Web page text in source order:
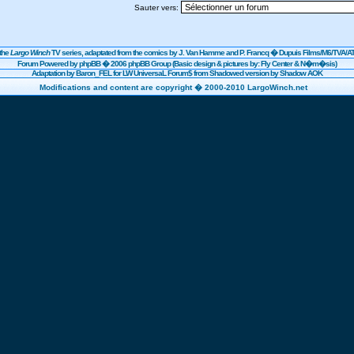
Sauter vers:
Largo WinchTV series, adaptated from the comics by J. Van Hamme and P. Francq �DupuisFilms/M6/TVA/
Forum Powered byphpBB� 2006 phpBB Group (Basic design & pictures by: Fly Center & N�m�sis)
Adaptation by Baron_FEL for LW UniversaL Forum$ from Shadowed version by Shadow AOK
Modifications and content are copyright � 2000-2010 LargoWinch.net